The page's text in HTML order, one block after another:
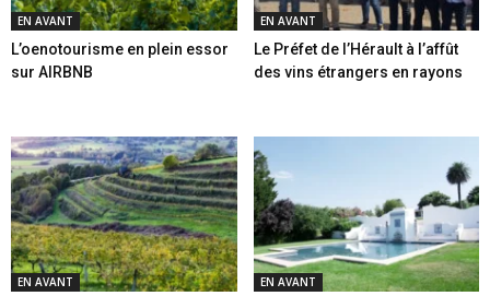
EN AVANT
L’oenotourisme en plein essor
sur AIRBNB
EN AVANT
Le Préfet de l’Hérault à l’affût
des vins étrangers en rayons
EN AVANT EN AVANT